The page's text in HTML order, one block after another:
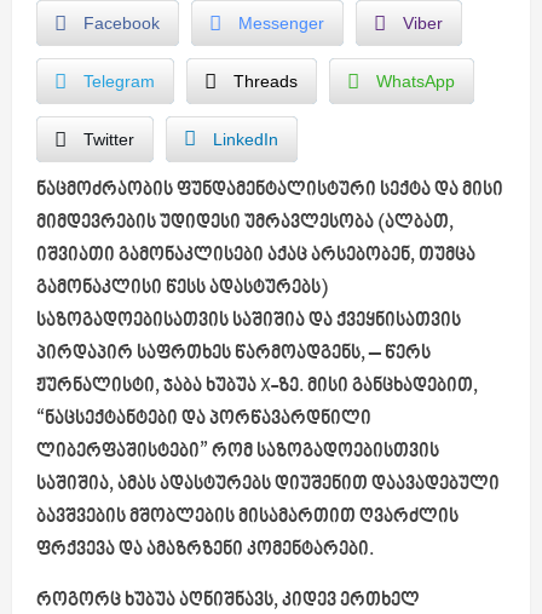
Facebook Messenger Viber
Telegram Threads WhatsApp
Twitter LinkedIn
ნაცმოძრაობის ფუნდამენტალისტური სექტა და მისი
მიმდევრების უდიდესი უმრავლესობა (ალბათ,
იშვიათი გამონაკლისები აქაც არსებობენ, თუმცა
გამონაკლისი წესს ადასტურებს)
საზოგადოებისათვის საშიშია და ქვეყნისათვის
პირდაპირ საფრთხეს წარმოადგენს, – წერს
ჟურნალისტი, ჯაბა ხუბუა X-ზე. მისი განცხადებით,
“ნაცსექტანტები და პორწავარდნილი
ლიბერფაშისტები” რომ საზოგადოებისთვის
საშიშია, ამას ადასტურებს დიუშენით დაავადებული
ბავშვების მშობლების მისამართით ღვარძლის
ფრქვევა და ამაზრზენი კომენტარები.
როგორც ხუბუა აღნიშნავს, კიდევ ერთხელ